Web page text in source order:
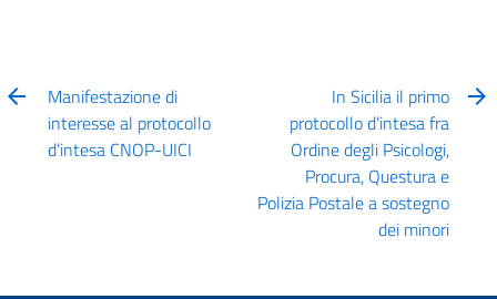
Manifestazione di
interesse al protocollo
d’intesa CNOP-UICI
In Sicilia il primo
protocollo d’intesa fra
Ordine degli Psicologi,
Procura, Questura e
Polizia Postale a sostegno
dei minori